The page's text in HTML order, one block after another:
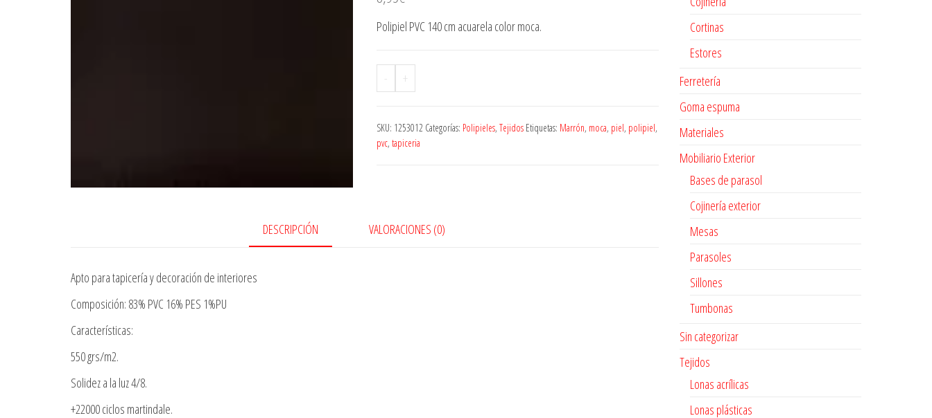
Polipiel PVC 140 cm acuarela color moca.
- +
SKU: 1253012 Categorías: Polipieles, Tejidos Etiquetas: Marrón, moca, piel, polipiel,
pvc, tapiceria
DESCRIPCIÓN VALORACIONES (0)
Apto para tapicería y decoración de interiores
Composición: 83% PVC 16% PES 1%PU
Características:
550 grs/m2.
Solidez a la luz 4/8.
+22000 ciclos martindale.
Cortinas
Estores
Ferretería
Goma espuma
Materiales
Mobiliario Exterior
Bases de parasol
Cojinería exterior
Mesas
Parasoles
Sillones
Tumbonas
Sin categorizar
Tejidos
Lonas acrílicas
Lonas plásticas